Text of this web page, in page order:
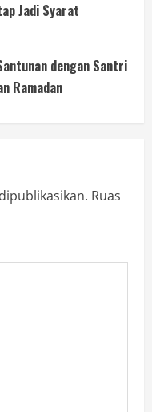
Jadi Syarat
dengan Santri
Ramadan
Ruas